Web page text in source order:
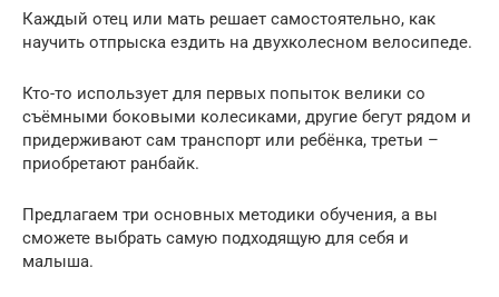
Каждый отец или мать решает самостоятельно, как
научить отпрыска ездить на двухколесном велосипеде.
Кто-то использует для первых попыток велики со
съёмными боковыми колесиками, другие бегут рядом и
придерживают сам транспорт или ребёнка, третьи –
приобретают ранбайк.
Предлагаем три основных методики обучения, а вы
сможете выбрать самую подходящую для себя и
малыша.